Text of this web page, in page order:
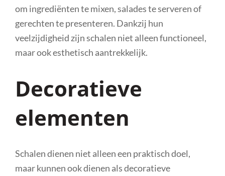
om ingrediënten te mixen, salades te serveren of
gerechten te presenteren. Dankzij hun
veelzijdigheid zijn schalen niet alleen functioneel,
maar ook esthetisch aantrekkelijk.
Decoratieve
elementen
Schalen dienen niet alleen een praktisch doel,
maar kunnen ook dienen als decoratieve